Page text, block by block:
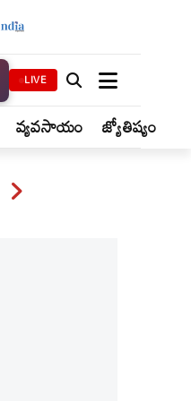
LIVE
వ్యవసాయం జ్యోతిష్యం